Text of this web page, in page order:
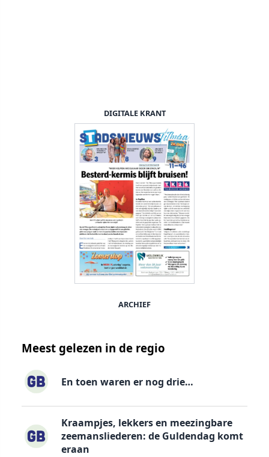
DIGITALE KRANT
ARCHIEF
Meest gelezen in de regio
En toen waren er nog drie…
Kraampjes, lekkers en meezingbare
zeemansliederen: de Guldendag komt
eraan